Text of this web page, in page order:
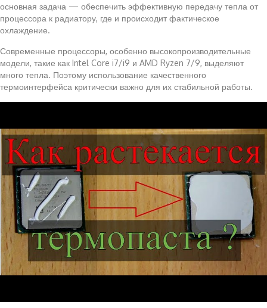
основная задача — обеспечить эффективную передачу тепла от
процессора к радиатору, где и происходит фактическое
охлаждение.
Современные процессоры, особенно высокопроизводительные
модели, такие как Intel Core i7/i9 и AMD Ryzen 7/9, выделяют
много тепла. Поэтому использование качественного
термоинтерфейса критически важно для их стабильной работы.